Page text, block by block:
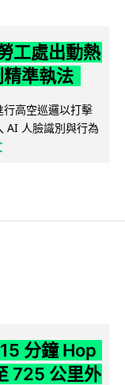
工處出動熱
準執法
高空巡邏以打擊
AI 人臉識別與行為
分鐘 Hop
725 公里外